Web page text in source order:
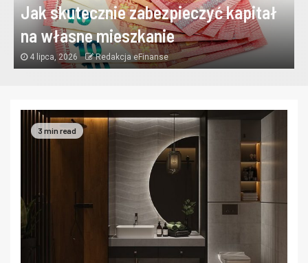
Jak skutecznie zabezpieczyć kapitał
na własne mieszkanie
4 lipca, 2026 Redakcja eFinanse
3 min read